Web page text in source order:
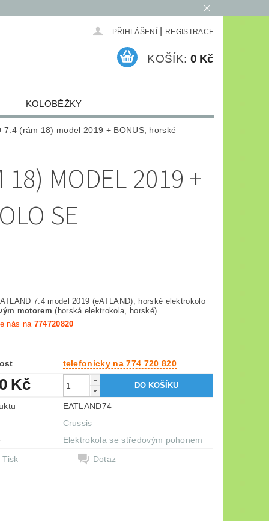
PŘIHLÁŠENÍ REGISTRACE
KOŠÍK: 0 Kč
KOLOBĚŽKY
ELEKTRO ARCHIV
7.4 (rám 18) model 2019 + BONUS, horské
18) MODEL 2019 +
SE
7.4 model 2019 (eATLAND), horské elektrokolo
motorem(horská elektrokola, horské).
nás na 774720820
telefonicky na 774 720 820
Kč
EATLAND74
Crussis
Elektrokola se středovým pohonem
Tisk
Dotaz